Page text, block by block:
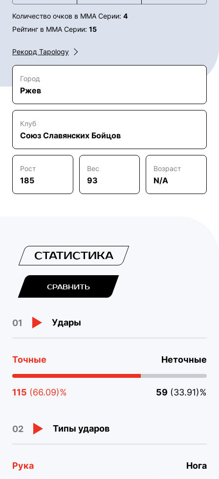
Количество очков в ММА Серии: 4
Рейтинг в ММА Серии: 15
Рекорд Tapology
Город
Ржев
Клуб
Союз Славянских Бойцов
Рост
185
Вес
93
Возраст
N/A
СТАТИСТИКА
СРАВНИТЬ
01 Удары
Точные Неточные
115 (66.09)% 59 (33.91)%
02 Типы ударов
Рука Нога